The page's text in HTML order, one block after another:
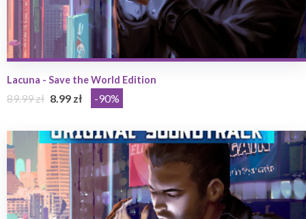
Lacuna - Save the World Edition
89.99 zł 8.99 zł -90%